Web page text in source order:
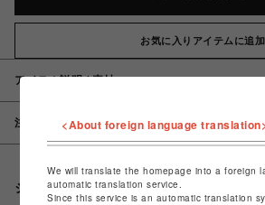
お気に入りアイテムに追加
アイテム説明 / 素材
注意事項
シェアする
<About foreign language
We will translate the homepage into a foreign
automatic translation service.
Since this service is an automatic translation